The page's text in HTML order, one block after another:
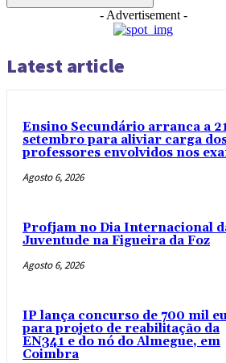
- Advertisement -
Latest article
Ensino Secundário arranca a
setembro para aliviar carga
professores envolvidos nos
Agosto 6, 2026
Profjam no Dia Internacional
Juventude na Figueira da Foz
Agosto 6, 2026
IP lança concurso de 700 mil
para projeto de reabilitação da
EN341 e do nó do Almegue, em
Coimbra